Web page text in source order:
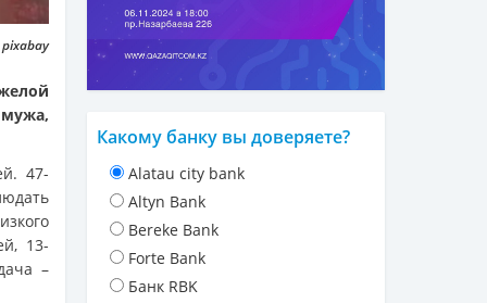
47-
13-
–
Какому банку вы доверяете?
Alatau city bank
Altyn Bank
Bereke Bank
Forte Bank
Банк RBK